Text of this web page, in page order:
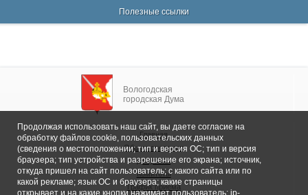
Полезные ссылки
Вологодская
городская Дума
Главная
Общие сведения
Депутаты
Комитеты
График приема
Продолжая использовать наш сайт, вы даете согласие на
обработку файлов cookie, пользовательских данных
(сведения о местоположении; тип и версия ОС; тип и версия
браузера; тип устройства и разрешение его экрана; источник,
откуда пришел на сайт пользователь; с какого сайта или по
какой рекламе; язык ОС и браузера; какие страницы
открывает и на какие кнопки нажимает пользователь; ip-